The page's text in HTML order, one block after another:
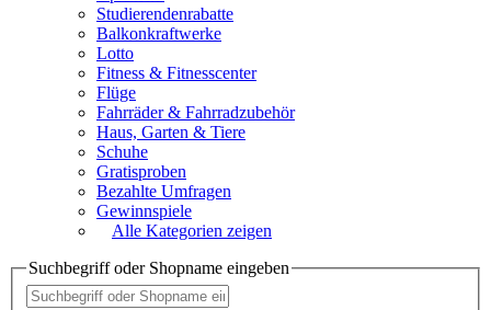
Studierendenrabatte
Balkonkraftwerke
Lotto
Fitness & Fitnesscenter
Flüge
Fahrräder & Fahrradzubehör
Haus, Garten & Tiere
Schuhe
Gratisproben
Bezahlte Umfragen
Gewinnspiele
Alle Kategorien zeigen
Suchbegriff oder Shopname eingeben